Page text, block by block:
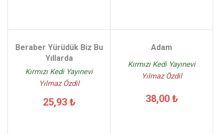
Beraber Yürüdük Biz Bu
Yıllarda
Kırmızı Kedi Yayınevi
Yılmaz Özdil
25,93 ₺
Adam
Kırmızı Kedi Yayınevi
Yılmaz Özdil
38,00 ₺